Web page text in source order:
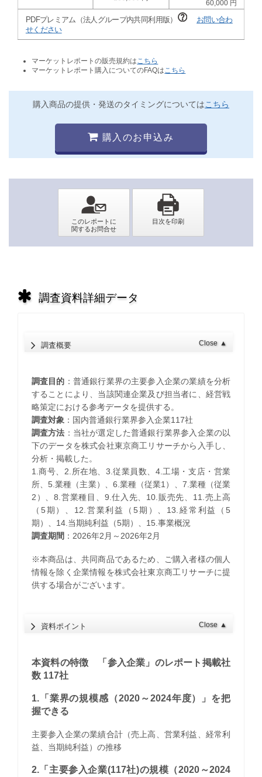
60,000
PDFプレミアム（法人グループ内共同利用版）
お問い合わ
せください
マーケットレポートの販売規約は こちら
マーケットレポート購入についてのFAQは こちら
購入商品の提供・発送のタイミングについてはこちら
購入のお申込み
調査資料詳細データ
調査概要 Close ▲
調査目的 ：普通銀行業界の主要参入企業の業績を分析
することにより、当該関連企業及び担当者に、経営戦
略策定における参考データを提供する。
調査対象：国内普通銀行業界参入企業117社
調査方法 ：当社が選定した普通銀行業界参入企業の以
下のデータを株式会社東京商工リサーチから入手し、
分析・掲載した。
1.商号、2.所在地、3.従業員数、4.工場・支店・営業
所、5.業種（主業）、6.業種（従業1）、7.業種（従業
2）、8.営業種目、9.仕入先、10.販売先、11.売上高
（5期）、12.営業利益（5期）、13.経常利益（5
期）、14.当期純利益（5期）、15.事業概況
調査期間 ：2026年2月～2026年2月
※本商品は、共同商品であるため、ご購入者様の個人
情報を除く企業情報を株式会社東京商工リサーチに提
供する場合がございます。
資料ポイント Close ▲
本資料の特徴 「参入企業」のレポート掲載社
数 117社
1.「業界の規模感（2020～2024年度）」を把
握できる
主要参入企業の業績合計（売上高、営業利益、経常利
益、当期純利益）の推移
2.「主要参入企業(117社)の規模（2020～2024